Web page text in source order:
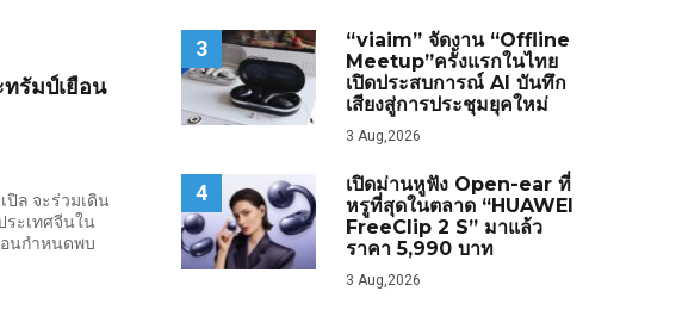
รัมป์เยือน
ล จะร่วมเดิน
ะเทศจีนใน
นกำหนดพบ
3
“viaim” จัดงาน “Offline
Meetup”ครั้งแรกในไทย
เปิดประสบการณ์ AI บันทึก
เสียงสู่การประชุมยุคใหม่
3 Aug,2026
4
เปิดม่านหูฟัง Open-ear ที่
หรูที่สุดในตลาด “HUAWEI
FreeClip 2 S” มาแล้ว
ราคา 5,990 บาท
3 Aug,2026